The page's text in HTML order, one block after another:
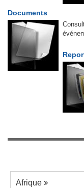
Documents
Afrique